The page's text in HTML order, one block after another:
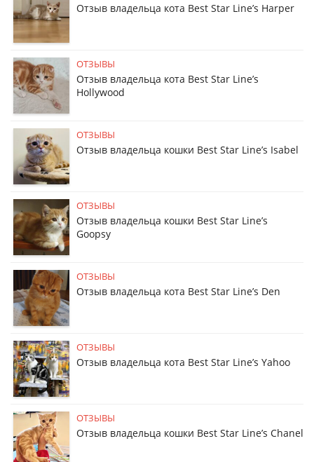
Отзыв владельца кота Best Star Line’s Harper
ОТЗЫВЫ
Отзыв владельца кота Best Star Line’s
Hollywood
ОТЗЫВЫ
Отзыв владельца кошки Best Star Line’s Isabel
ОТЗЫВЫ
Отзыв владельца кошки Best Star Line’s
Goopsy
ОТЗЫВЫ
Отзыв владельца кота Best Star Line’s Den
ОТЗЫВЫ
Отзыв владельца кота Best Star Line’s Yahoo
ОТЗЫВЫ
Отзыв владельца кошки Best Star Line’s Chanel